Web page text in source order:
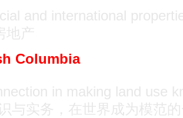
and international
地产
Columbia
in making land use
与实务，在世界成为模范